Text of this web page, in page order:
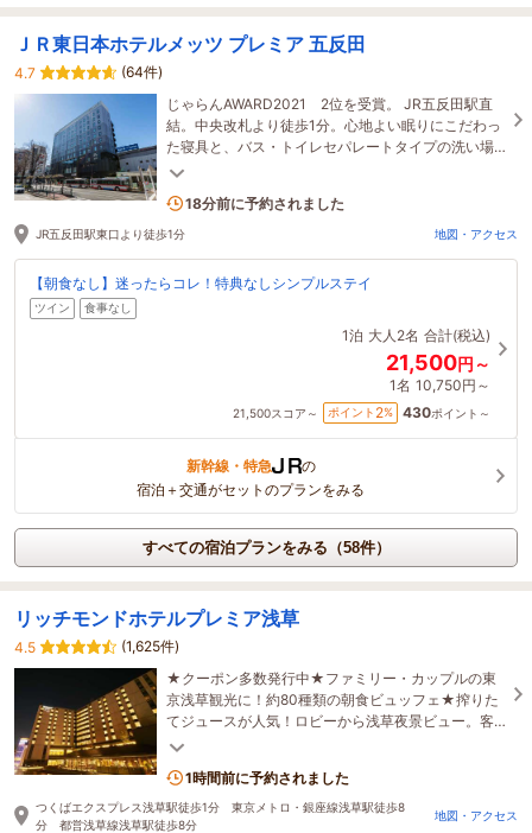
ＪＲ東日本ホテルメッツ プレミア 五反田
4.7
(64件)
じゃらんAWARD2021 2位を受賞。 JR五反田駅直
結。中央改札より徒歩1分。心地よい眠りにこだわっ
た寝具と、バス・トイレセパレートタイプの洗い場
付きバスルームでゆったりとおくつろぎいただけま
1名がこの宿を見ています
JR五反田駅東口より徒歩1分 地図・アクセス
【朝食なし】迷ったらコレ！特典なしシンプルステイ
ツイン 食事なし
1泊 大人2名 合計(税込)
21,500円～
1名 10,750円～
21,500スコア～ ポイント 2% 430ポイント～
新幹線・特急
の
宿泊＋交通がセットのプランをみる
すべての宿泊プランをみる（58件）
リッチモンドホテルプレミア浅草
4.5
(1,625件)
★クーポン多数発行中★ファミリー・カップルの東
京浅草観光に！約80種類の朝食ビュッフェ★搾りた
てジュースが人気！ロビーから浅草夜景ビュー。客
室階6以上高いセキュリティ♪（口コミ250711時点）
1時間前に予約されました
つくばエクスプレス浅草駅徒歩1分 東京メトロ・銀座線浅草駅徒歩8
分 都営浅草線浅草駅徒歩8分
地図・アクセス